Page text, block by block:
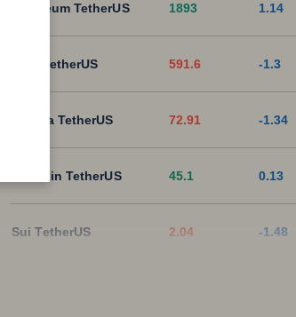
Ethereum TetherUS 1893 1.14
BNB TetherUS 591.6 -1.3
Solana TetherUS 72.91 -1.34
Litecoin TetherUS 45.1 0.13
Sui TetherUS 2.04 -1.48